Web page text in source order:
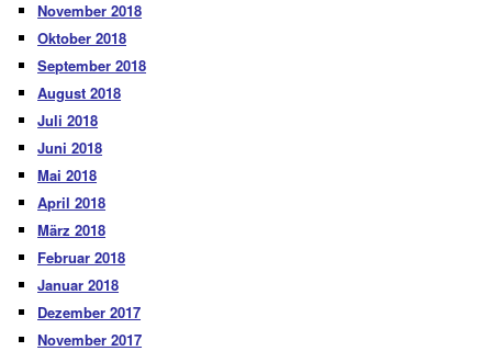
November 2018
Oktober 2018
September 2018
August 2018
Juli 2018
Juni 2018
Mai 2018
April 2018
März 2018
Februar 2018
Januar 2018
Dezember 2017
November 2017